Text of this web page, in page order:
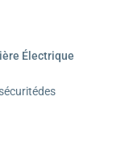
Électrique